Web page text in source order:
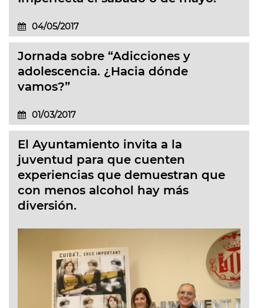
04/05/2017
Jornada sobre “Adicciones y
adolescencia. ¿Hacia dónde
vamos?”
01/03/2017
El Ayuntamiento invita a la
juventud para que cuenten
experiencias que demuestran que
con menos alcohol hay más
diversión.